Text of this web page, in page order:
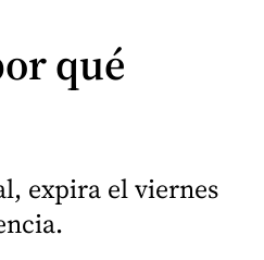
qué
expira el viernes